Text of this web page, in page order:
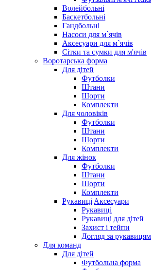
Волейбольні
Баскетбольні
Гандбольні
Насоси для м`ячів
Аксесуари для м`ячів
Сітки та сумки для м'ячів
Воротарська форма
Для дітей
Футболки
Штани
Шорти
Комплекти
Для чоловіків
Футболки
Штани
Шорти
Комплекти
Для жінок
Футболки
Штани
Шорти
Комплекти
Рукавиці|Аксесуари
Рукавиці
Рукавиці для дітей
Захист і тейпи
Догляд за
Для команд
Для дітей
Футбольна форма